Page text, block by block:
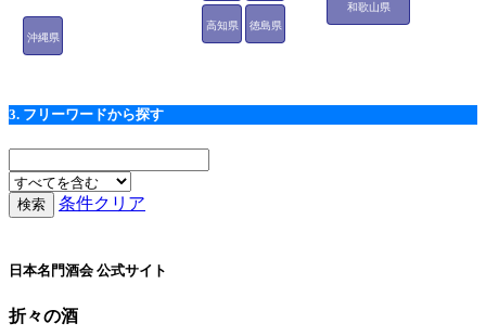
和歌山県
徳島県
高知県
沖縄県
3. フリーワードから探す
条件クリア
日本名門酒会 公式サイト
折々の酒